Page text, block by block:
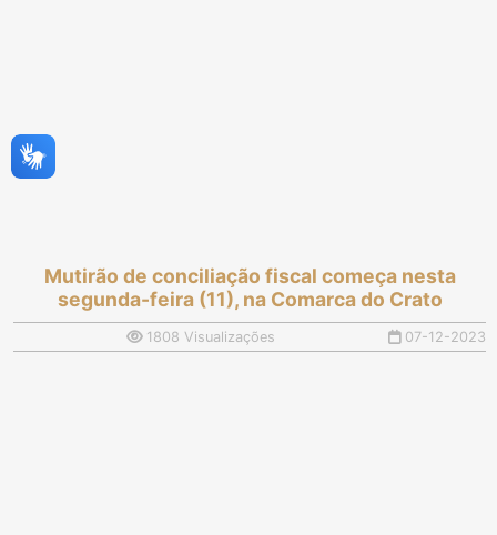
Mutirão de conciliação fiscal começa nesta
segunda-feira (11), na Comarca do Crato
1808 Visualizações 07-12-2023